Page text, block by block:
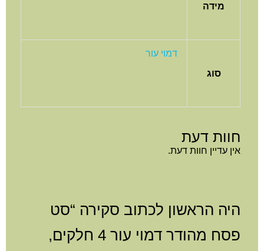
מידה
סוג
דמוי עור
חוות דעת
אין עדיין חוות דעת.
היה הראשון לכתוב סקירה “סט
פסח מהודר דמוי עור 4 חלקים,